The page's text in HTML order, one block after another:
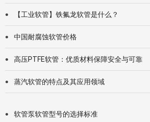
● 【工业软管】铁氟龙软管是什么？
● 中国耐腐蚀软管价格
● 高压PTFE软管：优质材料保障安全与可靠
● 蒸汽软管的特点及其应用领域
● 软管泵软管型号的选择标准